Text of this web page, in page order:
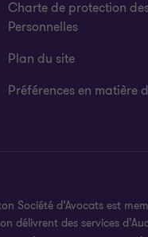
Charte de protection
Personnelles
Plan du site
Préférences en matière
Société d’Avocats est
délivrent des services